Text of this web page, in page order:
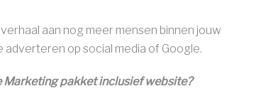
aan nog meer mensen binnen jouw
op social media of Google.
Marketing pakket inclusief website?